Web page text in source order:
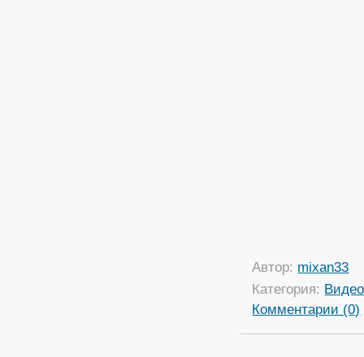
Автор: mixan33
Категория: Видео
Комментарии (0)